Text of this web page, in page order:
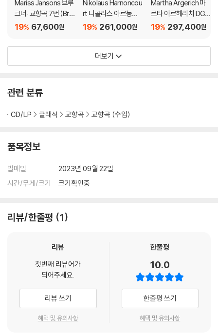
Mariss Jansons 브루
크너: 교향곡 7번 (Bru
ckner: Symphony N
67,600원
19%
Nikolaus Harnoncou
rt 니콜라스 아르농쿠
르 RCO 텔덱 녹음 전집
dec Recordings) [박
스세트]
261,000원
19%
Martha Argerich 마
르타 아르헤리치 DG,
Philips 전곡집 (The C
s On Deutsche Gra
297,400원
19%
더보기
관련 분류
CD/LP 클래식 교향곡 교향곡 (수입)
품목정보
발매일
2023년 09월 22일
시간/무게/크기
크기확인중
리뷰/한줄평 1
리뷰
첫번째 리뷰어가
되어주세요.
리뷰 쓰기
혜택 및 유의사항
한줄평
10.0
한줄평 쓰기
혜택 및 유의사항